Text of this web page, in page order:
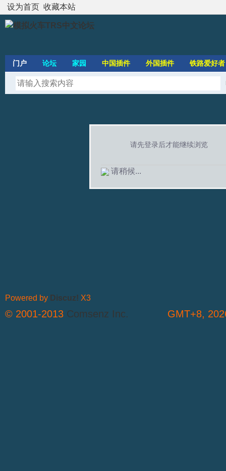
设为首页 收藏本站
门户 论坛 家园 中国插件 外国插件 铁路爱好者
请先登录后才能继续浏览
请稍候...
GMT+8,
Powered by Discuz! X3
© 2001-2013 Comsenz Inc.